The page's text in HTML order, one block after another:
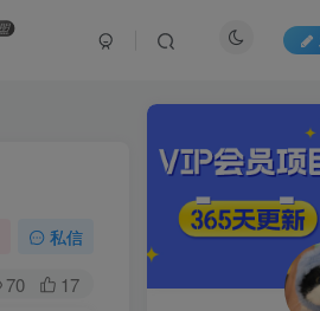
私信
70 17